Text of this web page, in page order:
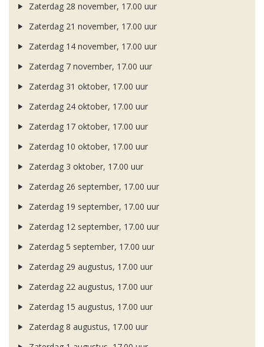
Zaterdag 28 november, 17.00 uur
Zaterdag 21 november, 17.00 uur
Zaterdag 14 november, 17.00 uur
Zaterdag 7 november, 17.00 uur
Zaterdag 31 oktober, 17.00 uur
Zaterdag 24 oktober, 17.00 uur
Zaterdag 17 oktober, 17.00 uur
Zaterdag 10 oktober, 17.00 uur
Zaterdag 3 oktober, 17.00 uur
Zaterdag 26 september, 17.00 uur
Zaterdag 19 september, 17.00 uur
Zaterdag 12 september, 17.00 uur
Zaterdag 5 september, 17.00 uur
Zaterdag 29 augustus, 17.00 uur
Zaterdag 22 augustus, 17.00 uur
Zaterdag 15 augustus, 17.00 uur
Zaterdag 8 augustus, 17.00 uur